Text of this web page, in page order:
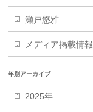
瀬戸悠雅
メディア掲載情報
年別アーカイブ
2025年